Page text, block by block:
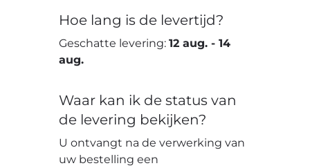
Hoe lang is de levertijd?
Geschatte levering:12 aug. -14
aug.
Waar kan ik de status van
de levering bekijken?
U ontvangt na de verwerking van
uw bestelling een